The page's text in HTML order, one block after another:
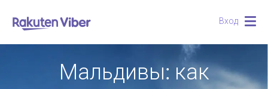
Вход
Мальдивы: как